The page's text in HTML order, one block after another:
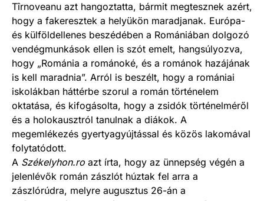
Tîrnoveanu azt hangoztatta, bármit megtesznek azért,
hogy a fakeresztek a helyükön maradjanak. Európa-
és külföldellenes beszédében a Romániában dolgozó
vendégmunkások ellen is szót emelt, hangsúlyozva,
hogy „Románia a románoké, és a románok hazájának
is kell maradnia”. Arról is beszélt, hogy a romániai
iskolákban háttérbe szorul a román történelem
oktatása, és kifogásolta, hogy a zsidók történelméről
és a holokausztról tanulnak a diákok. A
megemlékezés gyertyagyújtással és közös lakomával
folytatódott.
A Székelyhon.ro azt írta, hogy az ünnepség végén a
jelenlévők román zászlót húztak fel arra a
zászlórúdra, melyre augusztus 26-án a